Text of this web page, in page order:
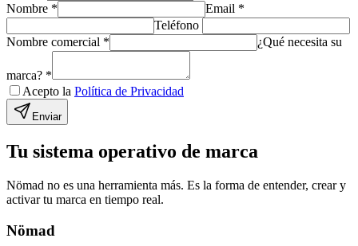
Nombre * Email *
Teléfono
Nombre comercial * ¿Qué necesita su
marca? *
Acepto la Política de Privacidad
Enviar
Tu sistema operativo de marca
Nömad no es una herramienta más. Es la forma de entender, crear y
activar tu marca en tiempo real.
Nömad